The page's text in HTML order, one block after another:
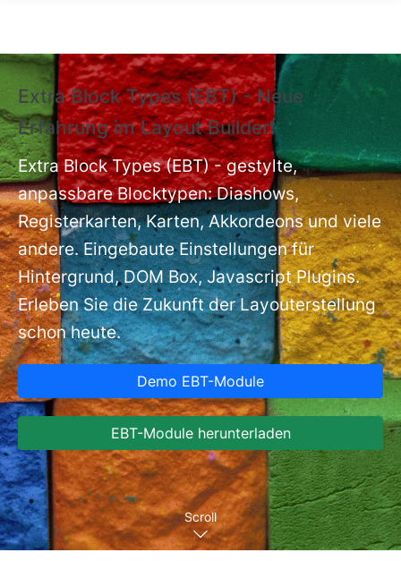
Extra Block Types (EBT) - Neue
Erfahrung im Layout Builder❗
Extra Block Types (EBT) - gestylte,
anpassbare Blocktypen: Diashows,
Registerkarten, Karten, Akkordeons und viele
andere. Eingebaute Einstellungen für
Hintergrund, DOM Box, Javascript Plugins.
Erleben Sie die Zukunft der Layouterstellung
schon heute.
Demo EBT-Module
EBT-Module herunterladen
Scroll